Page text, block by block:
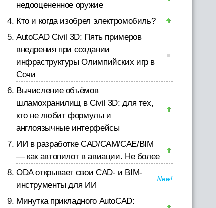
недооцененное оружие
Кто и когда изобрел электромобиль?
AutoCAD Civil 3D: Пять примеров
внедрения при создании
инфраструктуры Олимпийских игр в
Сочи
Вычисление объёмов
шламохранилищ в Civil 3D: для тех,
кто не любит формулы и
англоязычные интерфейсы
ИИ в разработке CAD/CAM/CAE/BIM
— как автопилот в авиации. Не более
ODA открывает свои CAD- и BIM-
инструменты для ИИ
Минутка прикладного AutoCAD: